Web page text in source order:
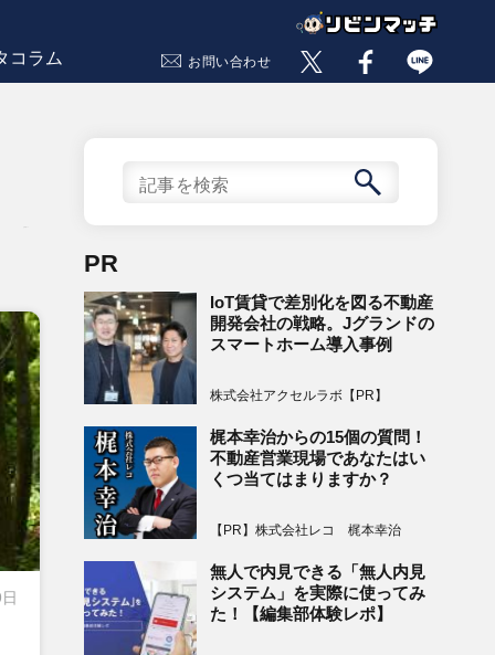
コラム お問い合わせ
PR
IoT賃貸で差別化を図る不動産
開発会社の戦略。Jグランドの
スマートホーム導入事例
株式会社アクセルラボ【PR】
梶本幸治からの15個の質問！
不動産営業現場であなたはい
くつ当てはまりますか？
【PR】株式会社レコ 梶本幸治
無人で内見できる「無人内見
システム」を実際に使ってみ
た！【編集部体験レポ】